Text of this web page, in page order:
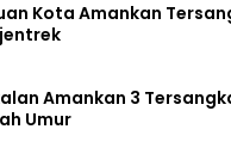
Kota Amankan
Amankan 3
Umur